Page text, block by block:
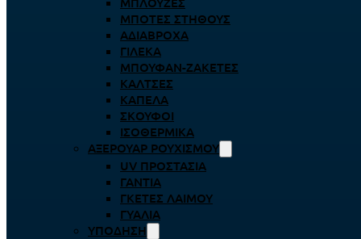
ΜΠΌΤΕΣ ΣΤΉΘΟΥΣ
ΑΔΙΆΒΡΟΧΑ
ΓΙΛΈΚΑ
ΜΠΟΥΦΆΝ-ΖΑΚΈΤΕΣ
ΚΆΛΤΣΕΣ
ΚΑΠΈΛΑ
ΣΚΟΎΦΟΙ
ΙΣΟΘΕΡΜΙΚΆ
ΑΞΕΡΟΥΆΡ ΡΟΥΧΙΣΜΟΎ
UV ΠΡΟΣΤΑΣΊΑ
ΓΆΝΤΙΑ
ΓΚΈΤΕΣ ΛΑΊΜΟΥ
ΓΥΑΛΙΆ
ΥΠΌΔΗΣΗ